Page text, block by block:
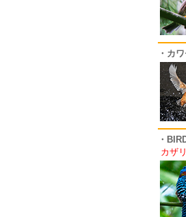
・カ
・
カザ